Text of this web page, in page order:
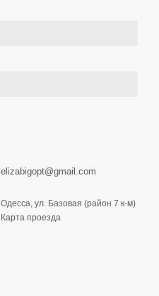
elizabigopt@gmail.com
Одесса, ул. Базовая (район 7 к-м)
Карта проезда